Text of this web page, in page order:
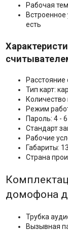
Рабочая
Встроенное
есть
Расстояние
Тип карт:
Режим
Пароль: 4 -
Стандарт
Рабочие
Габариты:
Страна
домофона
Трубка
Вызывная